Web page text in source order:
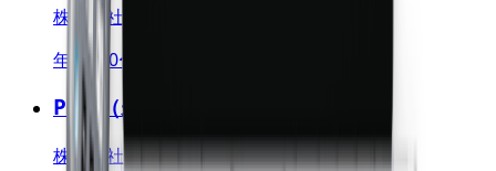
株式会社SmartHR
年収600〜900万円 / 東京都
PdM（未経験）
株式会社フォトラクション